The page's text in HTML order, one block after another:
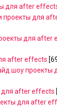
для after
проекты для
для after
after effects
шоу проекты
для after effects
для after